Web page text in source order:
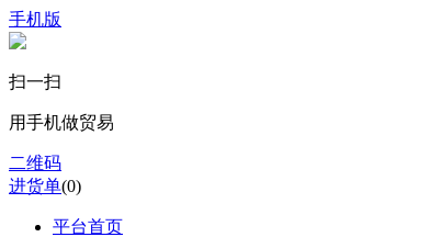
手机版
扫一扫
用手机做贸易
二维码
进货单(0)
平台首页